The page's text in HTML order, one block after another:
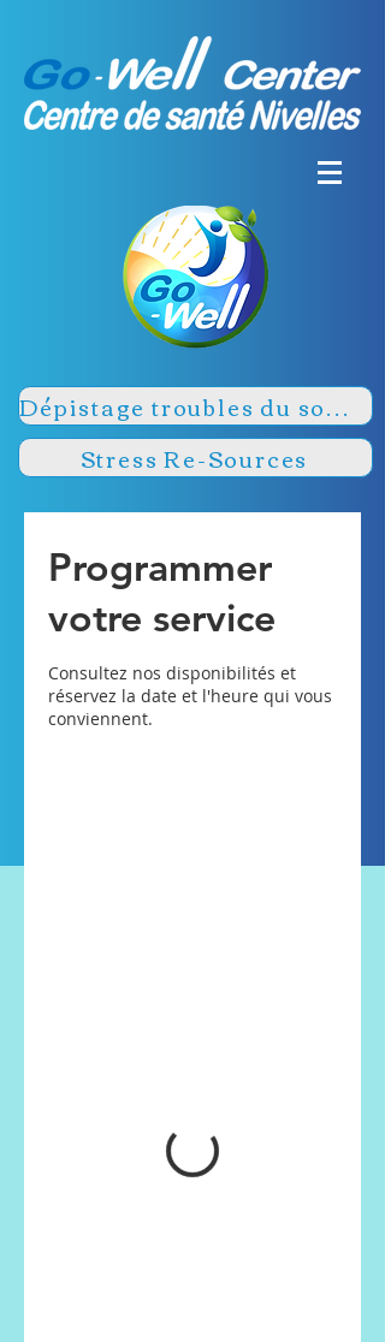
Dépistage troubles du sommeil
Stress Re-Sources
Programmer
votre service
Consultez nos disponibilités et
réservez la date et l'heure qui vous
conviennent.